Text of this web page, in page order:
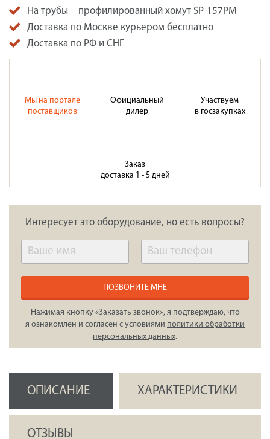
На трубы – профилированный хомут SP-157PM
Доставка по Москве курьером бесплатно
Доставка по РФ и СНГ
Мы на портале
поставщиков
Официальный
дилер
Участвуем
в госзакупках
Заказ
доставка 1 - 5 дней
Интересует это оборудование, но есть вопросы?
ПОЗВОНИТЕ МНЕ
Нажимая кнопку «Заказать звонок», я подтверждаю, что
я ознакомлен и согласен с условиями политики обработки
персональных данных.
ОПИСАНИЕ ХАРАКТЕРИСТИКИ
ОТЗЫВЫ